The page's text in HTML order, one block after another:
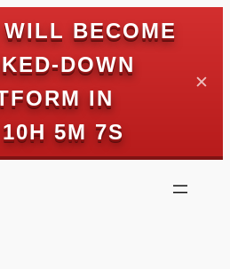
BECOME
DOWN
IN
5M 7S
✕